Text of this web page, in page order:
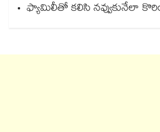
ఫ్యామిలీతో కలిసి నవ్వుకునేలా